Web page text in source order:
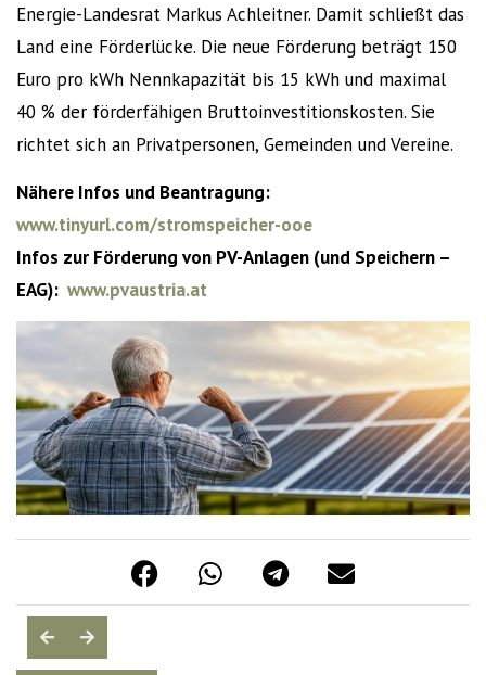
Energie-Landesrat Markus Achleitner. Damit schließt das
Land eine Förderlücke. Die neue Förderung beträgt 150
Euro pro kWh Nennkapazität bis 15 kWh und maximal
40 % der förderfähigen Bruttoinvestitionskosten. Sie
richtet sich an Privatpersonen, Gemeinden und Vereine.
Nähere Infos und Beantragung:
www.tinyurl.com/stromspeicher-ooe
Infos zur Förderung von ­PV-Anlagen (und Speichern –
EAG): www.pvaustria.at